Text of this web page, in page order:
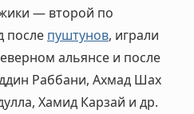
— второй по
после пуштунов, играли
альянсе и после
Раббани, Ахмад Шах
Хамид Карзай и др.